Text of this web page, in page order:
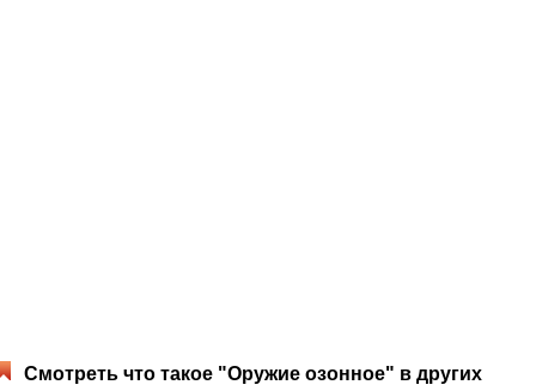
Смотреть что такое "Оружие озонное" в других